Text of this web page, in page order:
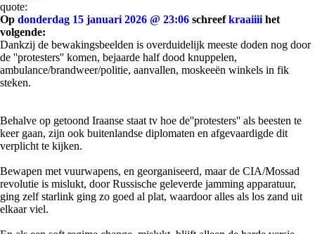
quote:
Op donderdag 15 januari 2026 @ 23:06 schreefkraaiiii het
volgende:
Dankzij de bewakingsbeelden is overduidelijk meeste doden nog door
de ''protesters'' komen, bejaarde half dood knuppelen,
ambulance/brandweer/politie, aanvallen, moskeeën winkels in fik
steken.
Behalve op getoond Iraanse staat tv hoe de''protesters'' als beesten te
keer gaan, zijn ook buitenlandse diplomaten en afgevaardigde dit
verplicht te kijken.
Bewapen met vuurwapens, en georganiseerd, maar de CIA/Mossad
revolutie is mislukt, door Russische geleverde jamming apparatuur,
ging zelf starlink ging zo goed al plat, waardoor alles als los zand uit
elkaar viel.